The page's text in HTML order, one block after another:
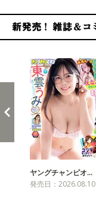
ヤングチャンピオ…
発売日：2026.08.10